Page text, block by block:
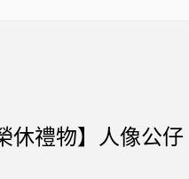
休禮物】人像公